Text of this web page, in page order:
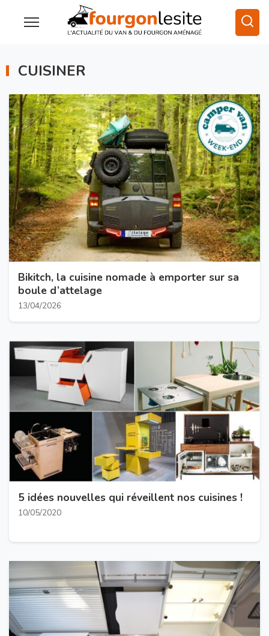
CUISINER
Bikitch, la cuisine nomade à emporter sur sa
boule d’attelage
13/04/2026
5 idées nouvelles qui réveillent nos cuisines !
10/05/2020